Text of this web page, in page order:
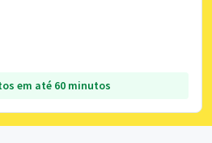
em até 60 minutos